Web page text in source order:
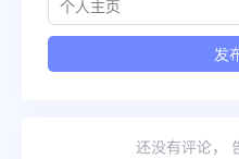
还没有评论，